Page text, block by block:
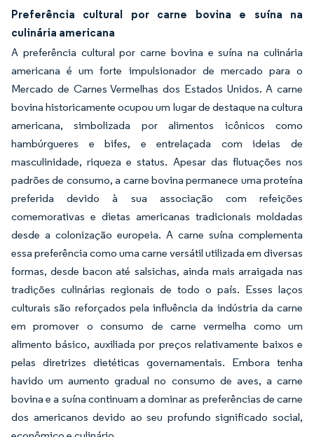
Preferência cultural por carne bovina e suína na
culinária americana
A preferência cultural por carne bovina e suína na culinária
americana é um forte impulsionador de mercado para o
Mercado de Carnes Vermelhas dos Estados Unidos. A carne
bovina historicamente ocupou um lugar de destaque na cultura
americana, simbolizada por alimentos icônicos como
hambúrgueres e bifes, e entrelaçada com ideias de
masculinidade, riqueza e status. Apesar das flutuações nos
padrões de consumo, a carne bovina permanece uma proteína
preferida devido à sua associação com refeições
comemorativas e dietas americanas tradicionais moldadas
desde a colonização europeia. A carne suína complementa
essa preferência como uma carne versátil utilizada em diversas
formas, desde bacon até salsichas, ainda mais arraigada nas
tradições culinárias regionais de todo o país. Esses laços
culturais são reforçados pela influência da indústria da carne
em promover o consumo de carne vermelha como um
alimento básico, auxiliada por preços relativamente baixos e
pelas diretrizes dietéticas governamentais. Embora tenha
havido um aumento gradual no consumo de aves, a carne
bovina e a suína continuam a dominar as preferências de carne
dos americanos devido ao seu profundo significado social,